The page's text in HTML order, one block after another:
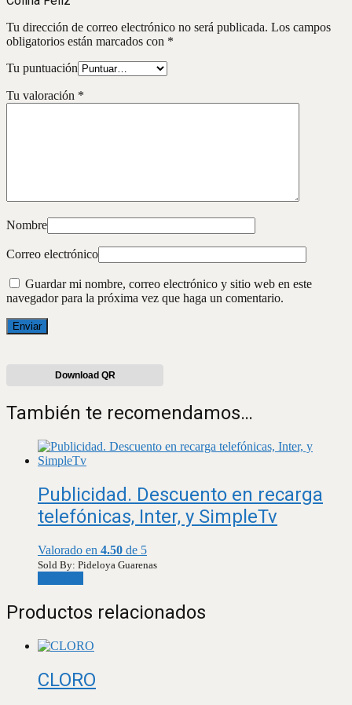
Tu dirección de correo electrónico no será publicada. Los campos
obligatorios están marcados con *
Tu puntuación
Tu valoración *
Nombre
Correo electrónico
Guardar mi nombre, correo electrónico y sitio web en este
navegador para la próxima vez que haga un comentario.
Download QR
También te recomendamos…
Publicidad. Descuento en recarga
telefónicas, Inter, y SimpleTv
Valorado en 4.50 de 5
Sold By: Pideloya Guarenas
Productos relacionados
CLORO